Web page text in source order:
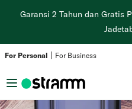
Garansi 2 Tahun dan Gratis
For Personal | For Business